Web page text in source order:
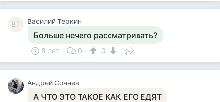
ВТ Василий Теркин
Больше нечего рассматривать?
8 лет 0 0
Андрей Сочнев
А ЧТО ЭТО ТАКОЕ КАК ЕГО ЕДЯТ